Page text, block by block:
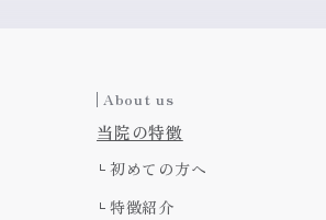
About us
当院の特徴
初めての方へ
特徴紹介